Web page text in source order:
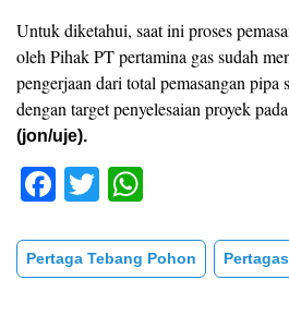
Untuk diketahui, saat ini proses
oleh Pihak PT pertamina gas sudah
pengerjaan dari total pemasangan pipa
dengan target penyelesaian proyek
(jon/uje).
F
c
e
T
tt
er
at
s
Pertaga Tebang Pohon Pertagas